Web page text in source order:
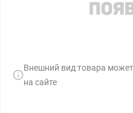
Внешний вид товара
на сайте